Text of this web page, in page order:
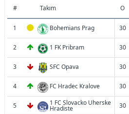
# Takım O
1 Bohemians Prag 30
2 1 FK Pribram 30
3 SFC Opava 30
4 FC Hradec Kralove 30
5 1 FC Slovacko Uherske
Hradiste 30